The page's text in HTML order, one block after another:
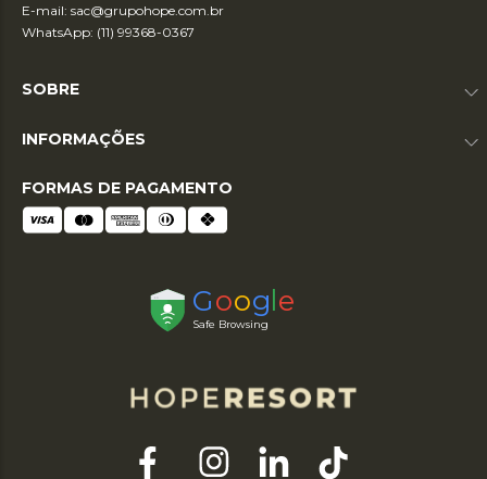
E-mail: sac@grupohope.com.br
WhatsApp: (11) 99368-0367
SOBRE
INFORMAÇÕES
FORMAS DE PAGAMENTO